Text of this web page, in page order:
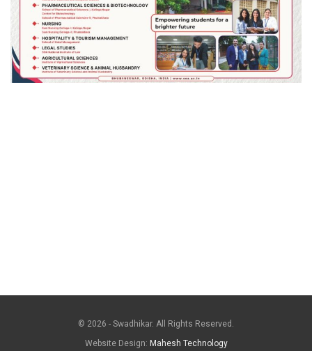
© 2026 - Swadhikar. All Rights Reserved.
Website Design: Mahesh Technology